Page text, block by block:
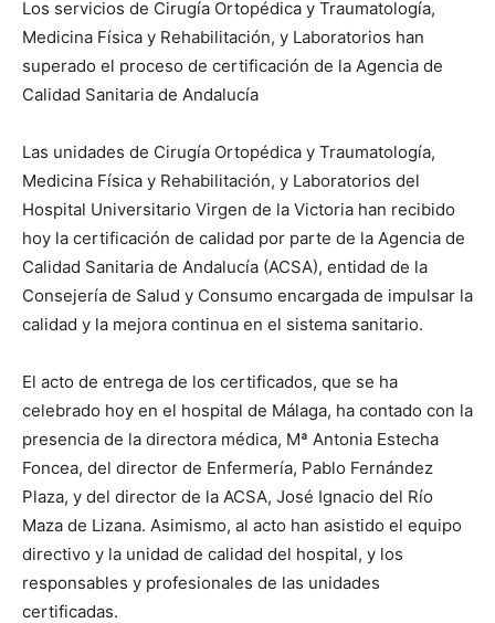
Los servicios de Cirugía Ortopédica y Traumatología,
Medicina Física y Rehabilitación, y Laboratorios han
superado el proceso de certificación de la Agencia de
Calidad Sanitaria de Andalucía
Las unidades de Cirugía Ortopédica y Traumatología,
Medicina Física y Rehabilitación, y Laboratorios del
Hospital Universitario Virgen de la Victoria han recibido
hoy la certificación de calidad por parte de la Agencia de
Calidad Sanitaria de Andalucía (ACSA), entidad de la
Consejería de Salud y Consumo encargada de impulsar la
calidad y la mejora continua en el sistema sanitario.
El acto de entrega de los certificados, que se ha
celebrado hoy en el hospital de Málaga, ha contado con la
presencia de la directora médica, Mª Antonia Estecha
Foncea, del director de Enfermería, Pablo Fernández
Plaza, y del director de la ACSA, José Ignacio del Río
Maza de Lizana. Asimismo, al acto han asistido el equipo
directivo y la unidad de calidad del hospital, y los
responsables y profesionales de las unidades
certificadas.